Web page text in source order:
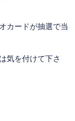
カードが抽選で当
気を付けて下さ